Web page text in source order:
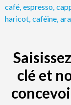
café espresso
haricot caféine
clé et